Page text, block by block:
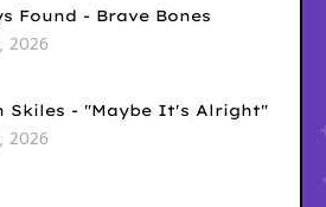
Found - Brave Bones
2026
Skiles - "Maybe It's Alright"
2026